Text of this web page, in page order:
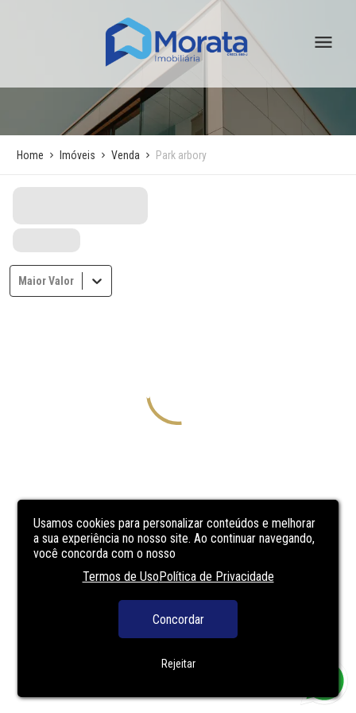
Usamos cookies para personalizar conteúdos e melhorar
a sua experiência no nosso site. Ao continuar navegando,
você concorda com o nosso
Termos de UsoPolítica de Privacidade
Concordar
Rejeitar
Home Imóveis Venda Park arbory
Maior Valor